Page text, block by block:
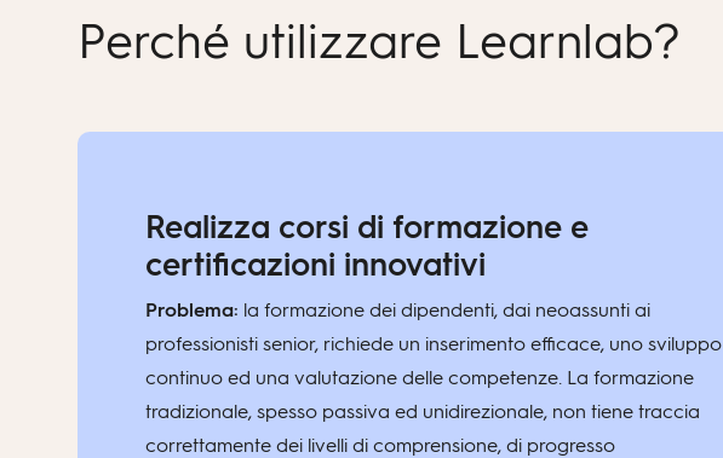
Perché utilizzare Learnlab?
Realizza corsi di formazione e
certificazioni innovativi
Problema: la formazione dei dipendenti, dai neoassunti ai
professionisti senior, richiede un inserimento efficace, uno sviluppo
continuo ed una valutazione delle competenze. La formazione
tradizionale, spesso passiva ed unidirezionale, non tiene traccia
correttamente dei livelli di comprensione, di progresso